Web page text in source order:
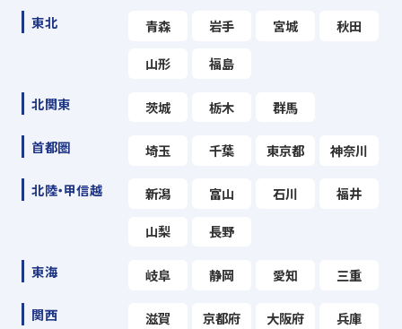
東北 青森 岩手 宮城 秋田
山形 福島
北関東 茨城 栃木 群馬
首都圏 埼玉 千葉 東京都 神奈川
北陸・甲信越 新潟 富山 石川 福井
山梨 長野
東海 岐阜 静岡 愛知 三重
関西 滋賀 京都府 大阪府 兵庫